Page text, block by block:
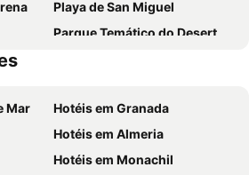
Playa de San Miguel
Parque Temático do Deserto de Tabernas
Gata
San Telmo
Zapillo
El Faro
Mar
Hotéis em Granada
Hotéis em Almeria
Hotéis em Monachil